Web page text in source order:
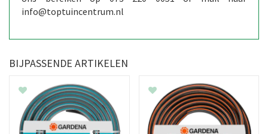
info@toptuincentrum.nl
BIJPASSENDE ARTIKELEN